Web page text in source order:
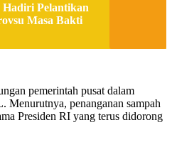
Hadiri Pelantikan
Masa Bakti
pemerintah pusat dalam
Menurutnya, penanganan sampah
Presiden RI yang terus didorong